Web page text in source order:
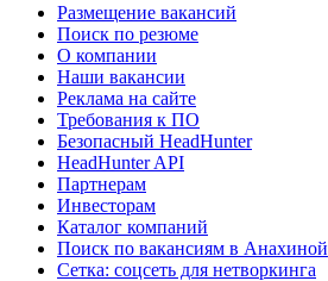
Размещение вакансий
Поиск по резюме
О компании
Наши вакансии
Реклама на сайте
Требования к ПО
Безопасный HeadHunter
HeadHunter API
Партнерам
Инвесторам
Каталог компаний
Поиск по вакансиям в Анахиной
Сетка: соцсеть для нетворкинга